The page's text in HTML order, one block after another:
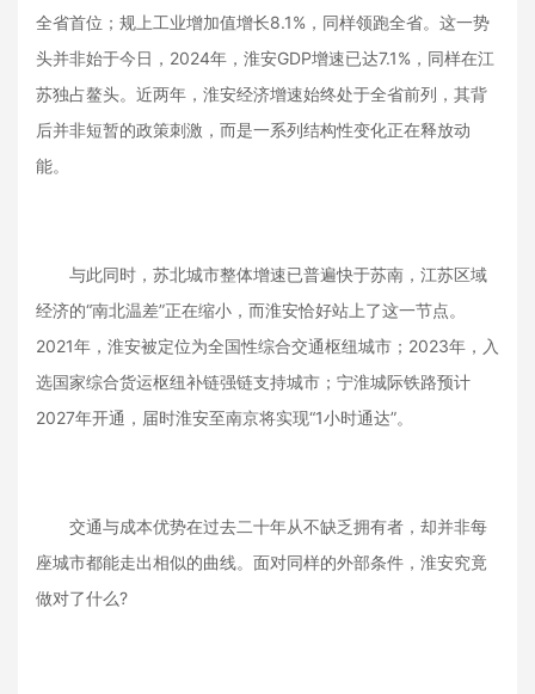
全省首位；规上工业增加值增长8.1%，同样领跑全省。这一势
头并非始于今日，2024年，淮安GDP增速已达7.1%，同样在江
苏独占鳌头。近两年，淮安经济增速始终处于全省前列，其背
后并非短暂的政策刺激，而是一系列结构性变化正在释放动
能。
与此同时，苏北城市整体增速已普遍快于苏南，江苏区域
经济的“南北温差”正在缩小，而淮安恰好站上了这一节点。
2021年，淮安被定位为全国性综合交通枢纽城市；2023年，入
选国家综合货运枢纽补链强链支持城市；宁淮城际铁路预计
2027年开通，届时淮安至南京将实现“1小时通达”。
交通与成本优势在过去二十年从不缺乏拥有者，却并非每
座城市都能走出相似的曲线。面对同样的外部条件，淮安究竟
做对了什么?